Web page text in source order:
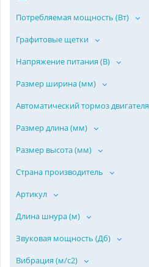
Потребляемая мощность (Вт)
Графитовые щетки
Напряжение питания (В)
Размер ширина (мм)
Автоматический тормоз двигателя
Размер длина (мм)
Размер высота (мм)
Страна производитель
Артикул
Длина шнура (м)
Звуковая мощность (Дб)
Вибрация (м/с2)